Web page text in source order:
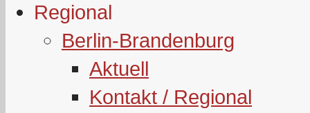
Regional
Berlin-Brandenburg
Aktuell
Kontakt / Regional